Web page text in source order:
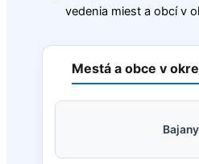
vedenia miest a obcí v
Mestá a obce v
Bajany